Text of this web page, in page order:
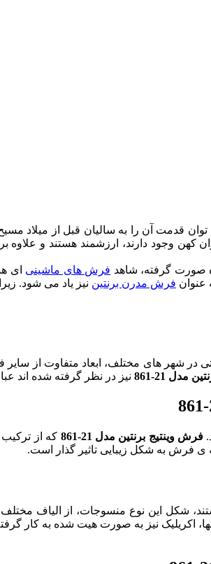
قدمت آن را به سالیان قبل از میلاد
کهن وجود دارند، ارزشمند هستند و
صورت گرفته، شاهد فرش های ماشینی ای
عنوان فرش مدرن برنتین نیز یاد می شود.
شهر های مختلف، ابعاد متفاوت از سایر
مدل 21-861 نیز در نظر گرفته شده اند عبارت است از 1*2.25 متر، 6 متری 2*3، 9 متری
فرش وینتیج برنتین مدل 21-861
ی فرش به شکل زیبایی تاثیر گذار است.
شکل این نوع منسوجات، از الیاف مختلف
اکریلیک نیز به صورت هیت شده به کار